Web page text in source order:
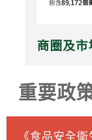
商圈及
重要政
《食品安全